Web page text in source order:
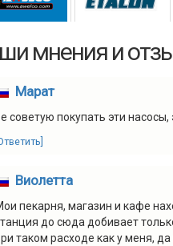
мнения и
Марат
советую покупать эти насосы,
Виолетта
пекарня, магазин и кафе
до сюда добивает
таком расходе как у меня,